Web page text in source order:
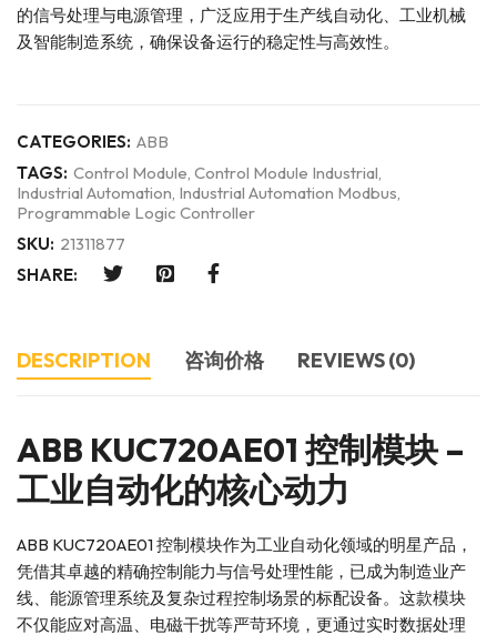
的信号处理与电源管理，广泛应用于生产线自动化、工业机械
及智能制造系统，确保设备运行的稳定性与高效性。
CATEGORIES: ABB
TAGS: Control Module Control Module Industrial
Industrial Automation Industrial Automation Modbus
Programmable Logic Controller
SKU: 21311877
SHARE:
DESCRIPTION 咨询价格 REVIEWS (0)
ABB KUC720AE01 控制模块 –
工业自动化的核心动力
ABB KUC720AE01 控制模块作为工业自动化领域的明星产品，
凭借其卓越的精确控制能力与信号处理性能，已成为制造业产
线、能源管理系统及复杂过程控制场景的标配设备。这款模块
不仅能应对高温、电磁干扰等严苛环境，更通过实时数据处理